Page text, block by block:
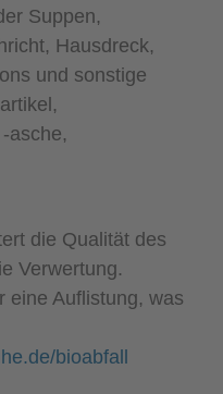
Suppen,
Hausdreck,
und sonstige
asche,
die Qualität des
Verwertung.
eine Auflistung, was
bioabfall